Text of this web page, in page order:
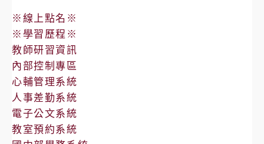
※線上點名※
※學習歷程※
教師研習資訊
內部控制專區
心輔管理系統
人事差勤系統
電子公文系統
教室預約系統